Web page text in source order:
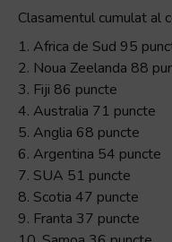
Clasamentul cumulat al
1. Africa de Sud 95
2. Noua Zeelanda 88
3. Fiji 86 puncte
4. Australia 71 puncte
5. Anglia 68 puncte
6. Argentina 54 puncte
7. SUA 51 puncte
8. Scotia 47 puncte
9. Franta 37 puncte